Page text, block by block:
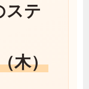
テ
木）